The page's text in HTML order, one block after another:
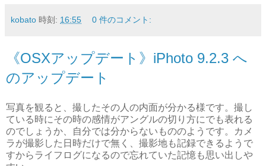
kobato 時刻: 16:55 0 件のコメント:
《OSXアップデート》iPhoto 9.2.3 へ
のアップデート
写真を観ると、撮したその人の内面が分かる様です。撮し
ている時にその時の感情がアングルの切り方にでも表れる
のでしょうか、自分では分からないもののようです。カメ
ラが撮影した日時だけで無く、撮影地も記録できるようで
すからライフログになるので忘れていた記憶も思い出しや